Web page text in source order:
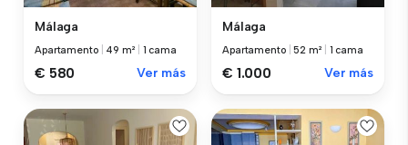
Málaga
Apartamento 49 m² 1 cama
€ 580 Ver más
Málaga
Apartamento |52 m² 1 cama
€ 1.000 Ver más